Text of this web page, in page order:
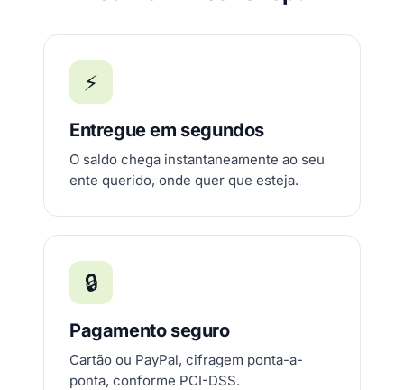
⚡
Entregue em segundos
O saldo chega instantaneamente ao seu
ente querido, onde quer que esteja.
🔒
Pagamento seguro
Cartão ou PayPal, cifragem ponta-a-
ponta, conforme PCI-DSS.